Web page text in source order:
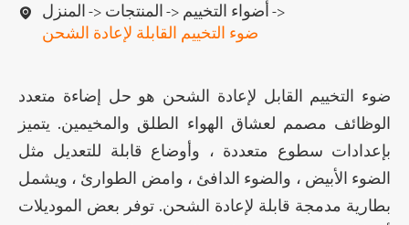
 المنزل المنتجات
أضواء التخييم
ضوء التخييم القابلة لإعادة الشحن
ضوء التخييم القابل لإعادة الشحن هو حل إضاءة متعدد
الوظائف مصمم لعشاق الهواء الطلق والمخيمين. يتميز
بإعدادات سطوع متعددة ، وأوضاع قابلة للتعديل مثل
الضوء الأبيض ، والضوء الدافئ ، وامض الطوارئ ، ويشمل
بطارية مدمجة قابلة لإعادة الشحن. توفر بعض الموديلات